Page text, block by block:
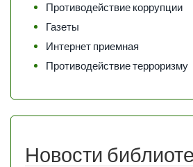
Противодействие коррупции
Газеты
Интернет приемная
Противодействие терроризму
Новости